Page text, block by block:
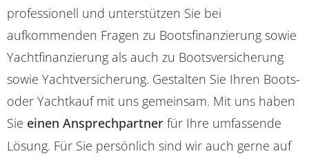
professionell und unterstützen Sie bei
aufkommenden Fragen zu Bootsfinanzierung sowie
Yachtfinanzierung als auch zu Bootsversicherung
sowie Yachtversicherung. Gestalten Sie Ihren Boots-
oder Yachtkauf mit uns gemeinsam. Mit uns haben
Sie einen Ansprechpartner für Ihre umfassende
Lösung. Für Sie persönlich sind wir auch gerne auf